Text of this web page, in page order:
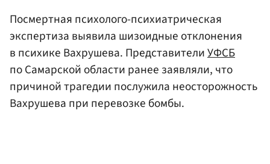
Посмертная психолого-психиатрическая
экспертиза выявила шизоидные отклонения
в психике Вахрушева. ПредставителиУФСБ
по Самарской области ранее заявляли, что
причиной трагедии послужила неосторожность
Вахрушева при перевозке бомбы.